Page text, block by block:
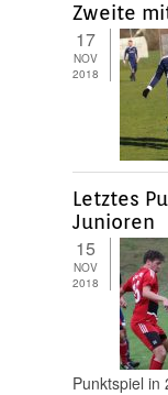
Zweite
17
NOV
2018
Letztes
Junioren
15
NOV
2018
Punktspiel in